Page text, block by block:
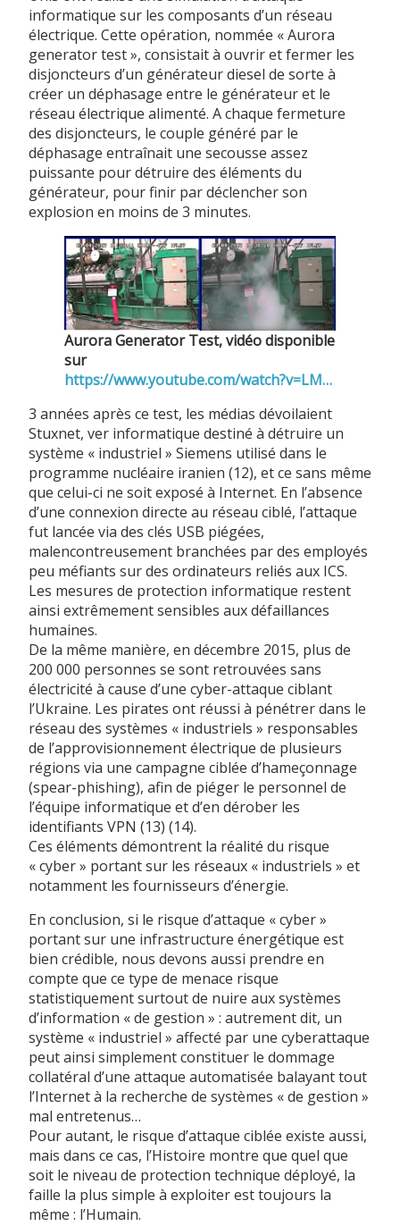
informatique sur les composants d’un réseau
électrique. Cette opération, nommée « Aurora
generator test », consistait à ouvrir et fermer les
disjoncteurs d’un générateur diesel de sorte à
créer un déphasage entre le générateur et le
réseau électrique alimenté. A chaque fermeture
des disjoncteurs, le couple généré par le
déphasage entraînait une secousse assez
puissante pour détruire des éléments du
générateur, pour finir par déclencher son
explosion en moins de 3 minutes.
Aurora Generator Test, vidéo disponible
sur
https://www.youtube.com/watch?v=LM8kLaJ2NDU
3 années après ce test, les médias dévoilaient
Stuxnet, ver informatique destiné à détruire un
système « industriel » Siemens utilisé dans le
programme nucléaire iranien (12), et ce sans même
que celui-ci ne soit exposé à Internet. En l’absence
d’une connexion directe au réseau ciblé, l’attaque
fut lancée via des clés USB piégées,
malencontreusement branchées par des employés
peu méfiants sur des ordinateurs reliés aux ICS.
Les mesures de protection informatique restent
ainsi extrêmement sensibles aux défaillances
humaines.
De la même manière, en décembre 2015, plus de
200 000 personnes se sont retrouvées sans
électricité à cause d’une cyber-attaque ciblant
l’Ukraine. Les pirates ont réussi à pénétrer dans le
réseau des systèmes « industriels » responsables
de l’approvisionnement électrique de plusieurs
régions via une campagne ciblée d’hameçonnage
(spear-phishing), afin de piéger le personnel de
l’équipe informatique et d’en dérober les
identifiants VPN (13) (14).
Ces éléments démontrent la réalité du risque
« cyber » portant sur les réseaux « industriels » et
notamment les fournisseurs d’énergie.
En conclusion, si le risque d’attaque « cyber »
portant sur une infrastructure énergétique est
bien crédible, nous devons aussi prendre en
compte que ce type de menace risque
statistiquement surtout de nuire aux systèmes
d’information « de gestion » : autrement dit, un
système « industriel » affecté par une cyberattaque
peut ainsi simplement constituer le dommage
collatéral d’une attaque automatisée balayant tout
l’Internet à la recherche de systèmes « de gestion »
mal entretenus…
Pour autant, le risque d’attaque ciblée existe aussi,
mais dans ce cas, l’Histoire montre que quel que
soit le niveau de protection technique déployé, la
faille la plus simple à exploiter est toujours la
même : l’Humain.